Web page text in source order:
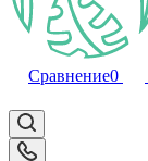
Сравнение0